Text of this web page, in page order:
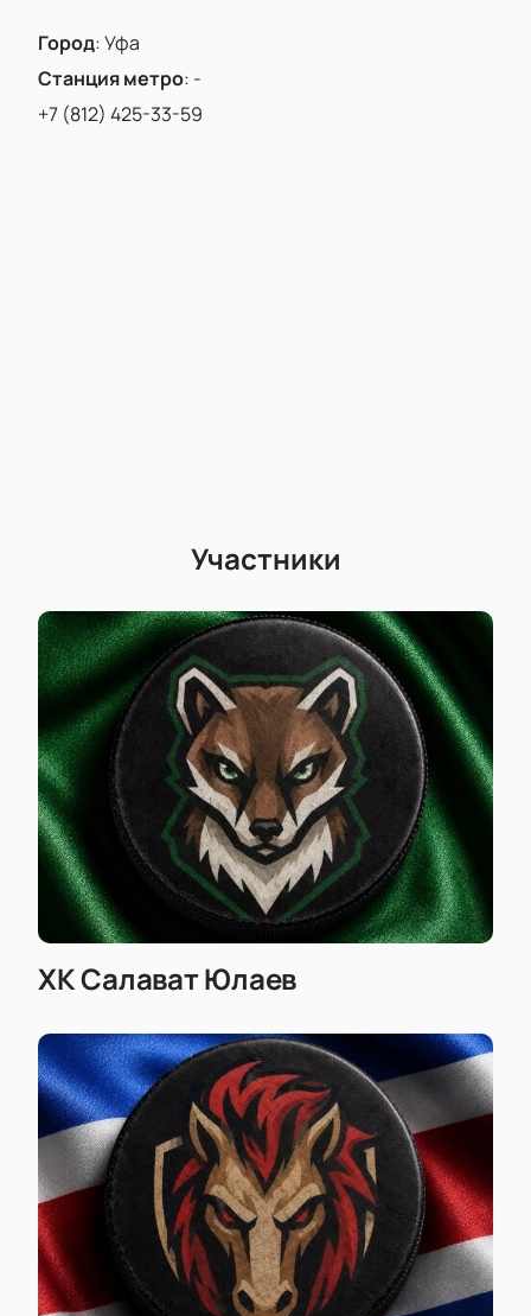
Город:Уфа
Станция метро: -
+7 (812) 425-33-59
Участники
ХК Салават Юлаев